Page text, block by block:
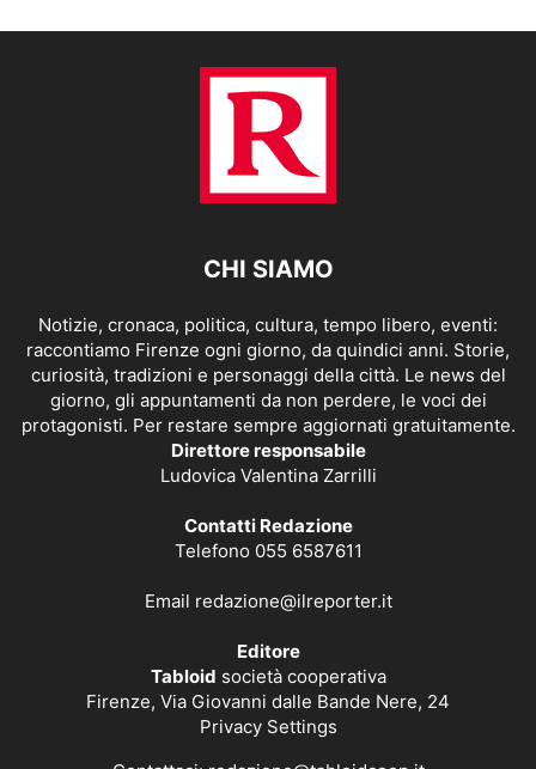
CHI SIAMO
Notizie, cronaca, politica, cultura, tempo libero, eventi:
raccontiamo Firenze ogni giorno, da quindici anni. Storie,
curiosità, tradizioni e personaggi della città. Le news del
giorno, gli appuntamenti da non perdere, le voci dei
protagonisti. Per restare sempre aggiornati gratuitamente.
Direttore responsabile
Ludovica Valentina Zarrilli
Contatti Redazione
Telefono 055 6587611
Email redazione@ilreporter.it
Editore
Tabloid società cooperativa
Firenze, Via Giovanni dalle Bande Nere, 24
Privacy Settings